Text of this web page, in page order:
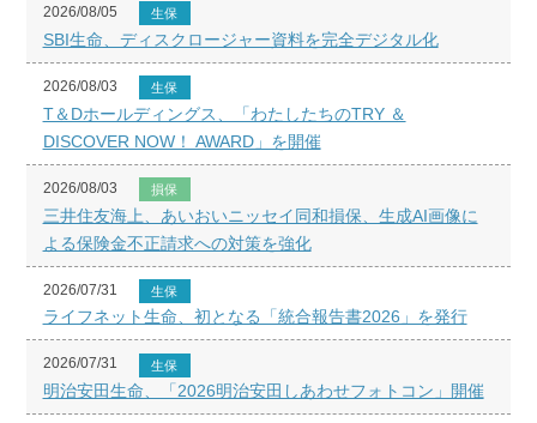
2026/08/05 生保
SBI生命、ディスクロージャー資料を完全デジタル化
2026/08/03 生保
T＆Dホールディングス、「わたしたちのTRY ＆
DISCOVER NOW！ AWARD」を開催
2026/08/03 損保
三井住友海上、あいおいニッセイ同和損保、生成AI画像に
よる保険金不正請求への対策を強化
2026/07/31 生保
ライフネット生命、初となる「統合報告書2026」を発行
2026/07/31 生保
明治安田生命、「2026明治安田しあわせフォトコン」開催